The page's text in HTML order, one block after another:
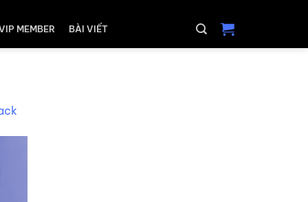
MEMBER BÀI VIẾT